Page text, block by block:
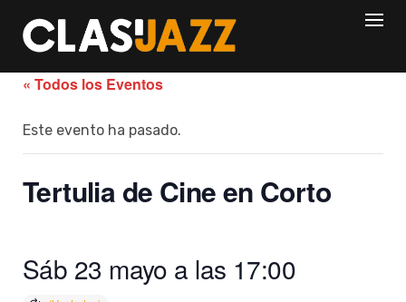
content
« Todos los Eventos
Este evento ha pasado.
Tertulia de Cine en Corto
Sáb 23 mayo a las 17:00